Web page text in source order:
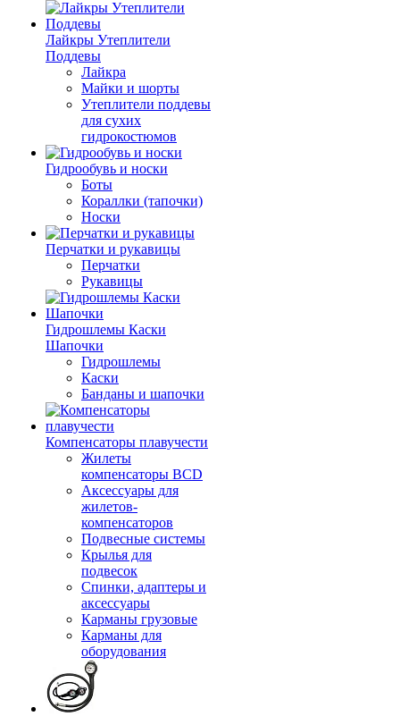
Лайкры Утеплители
Поддевы
Лайкра
Майки и шорты
Утеплители поддевы
для сухих
гидрокостюмов
Гидрообувь и носки
Боты
Кораллки (тапочки)
Носки
Перчатки и рукавицы
Перчатки
Рукавицы
Гидрошлемы Каски
Шапочки
Гидрошлемы
Каски
Банданы и шапочки
Компенсаторы плавучести
Жилеты
компенсаторы BCD
Аксессуары для
жилетов-
компенсаторов
Подвесные системы
Крылья для
подвесок
Спинки, адаптеры и
аксессуары
Карманы грузовые
Карманы для
оборудования